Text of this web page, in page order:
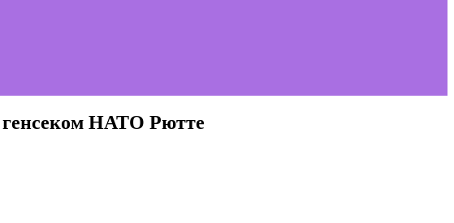
генсеком НАТО Рютте